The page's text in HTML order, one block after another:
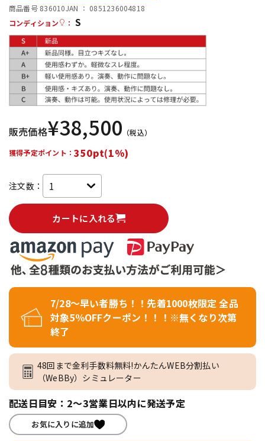
配信/ライブ機器
中古
商品番号 836010JAN ： 0851236004818
コンディション
： S
販売価格¥38,500 （税込）
獲得予定ポイント：350pt(1%)
注文数：
カートに入れる
7/28～早い者勝ち！！先着1000枚限定 全品
対象5％OFFクーポン！！！※無くなり次第
終了
48回まで金利手数料無料!かんたんWEB分割払い
（WeBBy）シミュレーター
配送日目安：2～3営業日以内に発送予定
お気に入りに追加